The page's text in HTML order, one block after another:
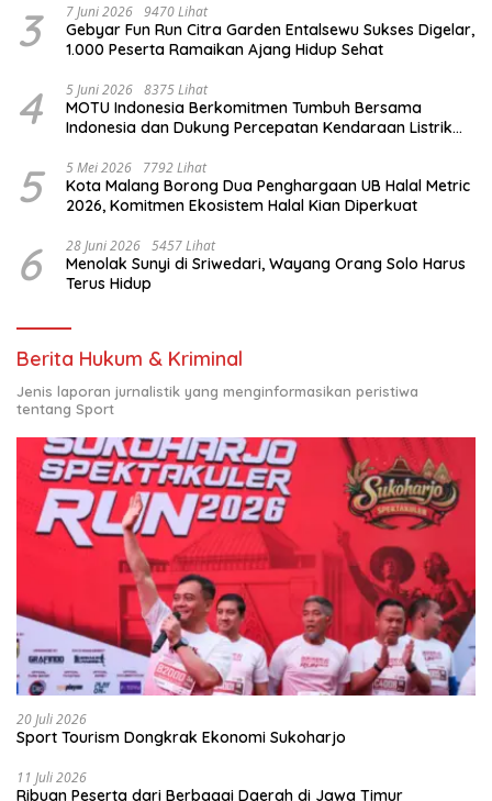
3 7 Juni 2026 9470 Lihat
Gebyar Fun Run Citra Garden Entalsewu Sukses Digelar,
1.000 Peserta Ramaikan Ajang Hidup Sehat
4 5 Juni 2026 8375 Lihat
MOTU Indonesia Berkomitmen Tumbuh Bersama
Indonesia dan Dukung Percepatan Kendaraan Listrik
5 5 Mei 2026 7792 Lihat
Kota Malang Borong Dua Penghargaan UB Halal Metric
2026, Komitmen Ekosistem Halal Kian Diperkuat
6 28 Juni 2026 5457 Lihat
Menolak Sunyi di Sriwedari, Wayang Orang Solo Harus
Terus Hidup
Berita Hukum & Kriminal
Jenis laporan jurnalistik yang menginformasikan peristiwa
tentang Sport
20 Juli 2026
Sport Tourism Dongkrak Ekonomi Sukoharjo
11 Juli 2026
Ribuan Peserta dari Berbagai Daerah di Jawa Timur